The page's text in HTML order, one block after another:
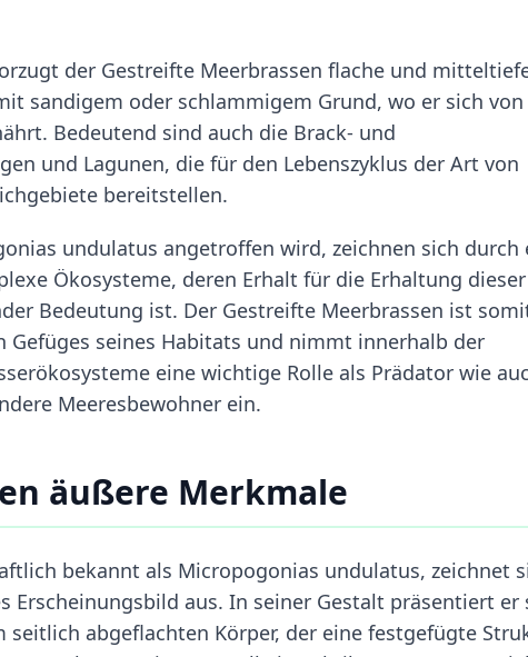
der Gestreifte Meerbrassen flache und
sandigem oder schlammigem Grund, wo er sich von
Bedeutend sind auch die Brack- und
und Lagunen, die für den Lebenszyklus der Art von
bereitstellen.
undulatus angetroffen wird, zeichnen sich durch
Ökosysteme, deren Erhalt für die Erhaltung
Bedeutung ist. Der Gestreifte Meerbrassen ist
seines Habitats und nimmt innerhalb der
eine wichtige Rolle als Prädator wie
Meeresbewohner ein.
äußere Merkmale
bekannt als Micropogonias undulatus, zeichnet
Erscheinungsbild aus. In seiner Gestalt präsentiert er
abgeflachten Körper, der eine festgefügte